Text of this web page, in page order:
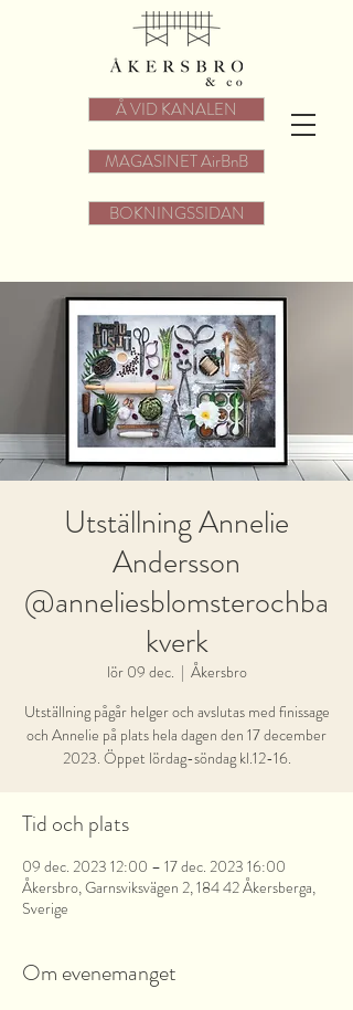
Å VID KANALEN
MAGASINET AirBnB
BOKNINGSSIDAN
Utställning Annelie
Andersson
@anneliesblomsterochba
kverk
lör 09 dec.
  |
Åkersbro
Utställning pågår helger och avslutas med finissage
och Annelie på plats hela dagen den 17 december
2023. Öppet lördag-söndag kl.12-16.
Tid och plats
09 dec. 2023 12:00 – 17 dec. 2023 16:00
Åkersbro, Garnsviksvägen 2, 184 42 Åkersberga,
Sverige
Om evenemanget